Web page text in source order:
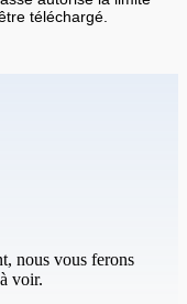
téléchargé.
nous vous ferons
voir.